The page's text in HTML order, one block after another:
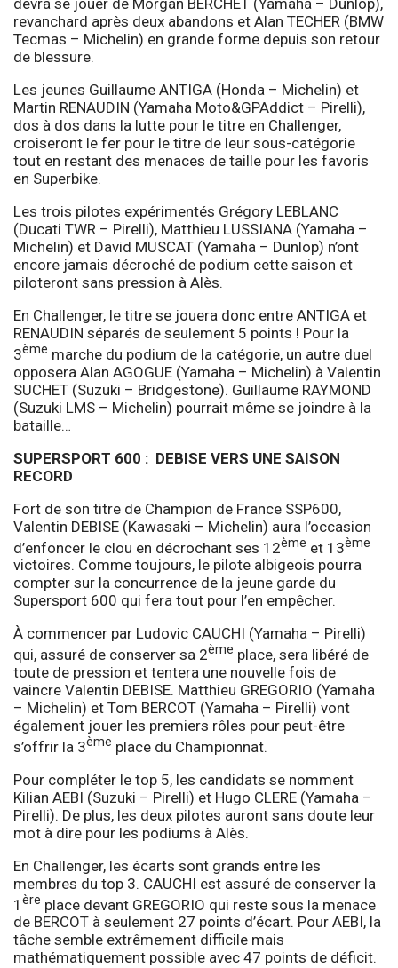
revanchard après deux abandons et Alan TECHER (BMW
Tecmas – Michelin) en grande forme depuis son retour
de blessure.
Les jeunes Guillaume ANTIGA (Honda – Michelin) et
Martin RENAUDIN (Yamaha Moto&GPAddict – Pirelli),
dos à dos dans la lutte pour le titre en Challenger,
croiseront le fer pour le titre de leur sous-catégorie
tout en restant des menaces de taille pour les favoris
en Superbike.
Les trois pilotes expérimentés Grégory LEBLANC
(Ducati TWR – Pirelli), Matthieu LUSSIANA (Yamaha –
Michelin) et David MUSCAT (Yamaha – Dunlop) n’ont
encore jamais décroché de podium cette saison et
piloteront sans pression à Alès.
En Challenger, le titre se jouera donc entre ANTIGA et
RENAUDIN séparés de seulement 5 points ! Pour la
3ème marche du podium de la catégorie, un autre duel
opposera Alan AGOGUE (Yamaha – Michelin) à Valentin
SUCHET (Suzuki – Bridgestone). Guillaume RAYMOND
(Suzuki LMS – Michelin) pourrait même se joindre à la
bataille…
SUPERSPORT 600 : DEBISE VERS UNE SAISON
RECORD
Fort de son titre de Champion de France SSP600,
Valentin DEBISE (Kawasaki – Michelin) aura l’occasion
d’enfoncer le clou en décrochant ses 12ème et 13ème
victoires. Comme toujours, le pilote albigeois pourra
compter sur la concurrence de la jeune garde du
Supersport 600 qui fera tout pour l’en empêcher.
À commencer par Ludovic CAUCHI (Yamaha – Pirelli)
qui, assuré de conserver sa 2ème place, sera libéré de
toute de pression et tentera une nouvelle fois de
vaincre Valentin DEBISE. Matthieu GREGORIO (Yamaha
– Michelin) et Tom BERCOT (Yamaha – Pirelli) vont
également jouer les premiers rôles pour peut-être
s’offrir la 3ème place du Championnat.
Pour compléter le top 5, les candidats se nomment
Kilian AEBI (Suzuki – Pirelli) et Hugo CLERE (Yamaha –
Pirelli). De plus, les deux pilotes auront sans doute leur
mot à dire pour les podiums à Alès.
En Challenger, les écarts sont grands entre les
membres du top 3. CAUCHI est assuré de conserver la
1 ère place devant GREGORIO qui reste sous la menace
de BERCOT à seulement 27 points d’écart. Pour AEBI, la
tâche semble extrêmement difficile mais
mathématiquement possible avec 47 points de déficit.